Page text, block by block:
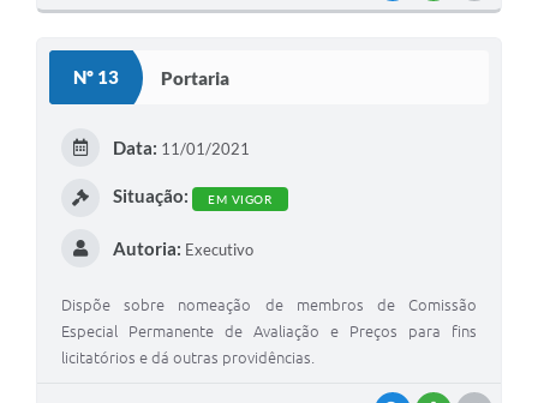
Nº 13 Portaria
Data: 11/01/2021
Situação: EM VIGOR
Autoria: Executivo
Dispõe sobre nomeação de membros de Comissão
Especial Permanente de Avaliação e Preços para fins
licitatórios e dá outras providências.